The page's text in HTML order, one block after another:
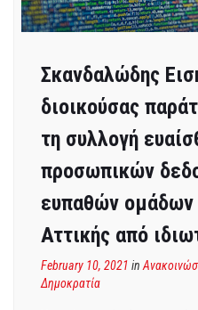
Σκανδαλώδης
διοικούσας
τη συλλογή
προσωπικών
ευπαθών ομάδων
Αττικής από
February 10, 2021 in
Δημοκρατία